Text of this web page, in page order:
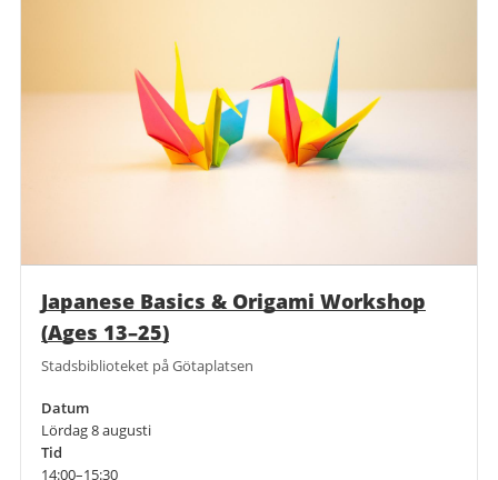
Japanese Basics & Origami Workshop
(Ages 13–25)
Stadsbiblioteket på Götaplatsen
Datum
Lördag 8 augusti
Tid
14:00–15:30